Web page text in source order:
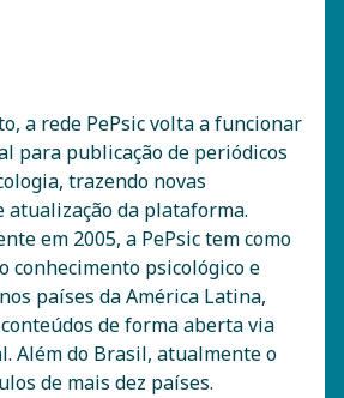
a rede PePsic volta a funcionar
para publicação de periódicos
trazendo novas
atualização da plataforma.
em 2005, a PePsic tem como
conhecimento psicológico e
países da América Latina,
de forma aberta via
Além do Brasil, atualmente o
de mais dez países.